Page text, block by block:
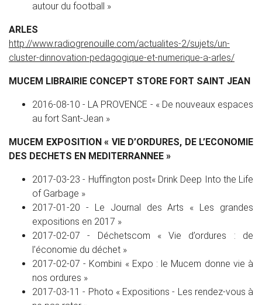
autour du football »
ARLES
http://www.radiogrenouille.com/actualites-2/sujets/un-
cluster-dinnovation-pedagogique-et-numerique-a-arles/
MUCEM LIBRAIRIE CONCEPT STORE FORT SAINT JEAN
2016-08-10 - LA PROVENCE - « De nouveaux espaces
au fort Sant-Jean »
MUCEM EXPOSITION « VIE D’ORDURES, DE L’ECONOMIE
DES DECHETS EN MEDITERRANNEE »
2017-03-23 - Huffington post« Drink Deep Into the Life
of Garbage »
2017-01-20 - Le Journal des Arts « Les grandes
expositions en 2017 »
2017-02-07 - Déchetscom « Vie d’ordures : de
l’économie du déchet »
2017-02-07 - Kombini « Expo : le Mucem donne vie à
nos ordures »
2017-03-11 - Photo « Expositions - Les rendez-vous à